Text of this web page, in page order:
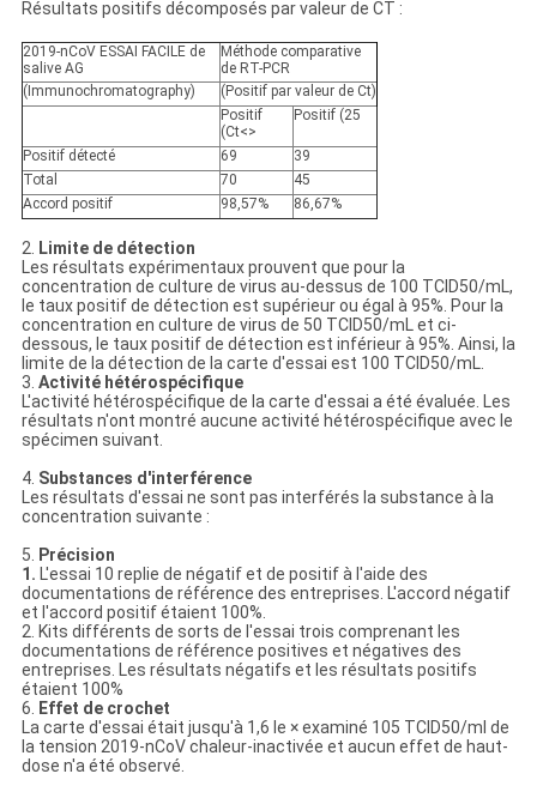
Résultats positifs décomposés par valeur de CT :
2019-nCoV ESSAI FACILE de
salive AG
Méthode comparative
de RT-PCR
(Immunochromatography)
(Positif par valeur de Ct)
Positif
(Ct<>
Positif (25
Positifdétecté 69
39
Total
70
45
Accord positif
98,57% 86,67%
2. Limite de détection
Les résultats expérimentaux prouvent que pour la
concentration de culture de virus au-dessus de 100 TCID50/mL,
le taux positif de détection est supérieur ou égal à 95%. Pour la
concentration en culture de virus de 50 TCID50/mL et ci-
dessous, le taux positif de détection est inférieur à 95%. Ainsi, la
limite de la détection de la carte d'essai est 100 TCID50/mL.
3. Activité hétérospécifique
L'activité hétérospécifique de la carte d'essai a été évaluée. Les
résultats n'ont montré aucune activité hétérospécifique avec le
spécimen suivant.
4. Substances d'interférence
Les résultats d'essai ne sont pas interférés la substance à la
concentration suivante :
5. Précision
1. L'essai 10 replie de négatif et de positif à l'aide des
documentations de référence des entreprises. L'accord négatif
et l'accord positif étaient 100%.
2. Kits différents de sorts de l'essai trois comprenant les
documentations de référence positives et négatives des
entreprises. Les résultats négatifs et les résultats positifs
étaient 100%
6. Effet de crochet
La carte d'essai était jusqu'à 1,6 le × examiné 105 TCID50/ml de
la tension 2019-nCoV chaleur-inactivée et aucun effet de haut-
dose n'a été observé.